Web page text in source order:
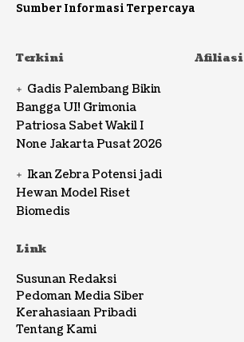
Sumber Informasi Terpercaya
Terkini
Gadis Palembang Bikin
Bangga UI! Grimonia
Patriosa Sabet Wakil I
None Jakarta Pusat 2026
Ikan Zebra Potensi jadi
Hewan Model Riset
Biomedis
Afiliasi
Link
Susunan Redaksi
Pedoman Media Siber
Kerahasiaan Pribadi
Tentang Kami